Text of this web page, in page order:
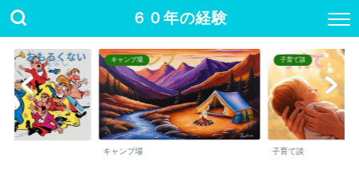
６０年の経験
キャンプ場
キャンプ場
子育て談
子育て談